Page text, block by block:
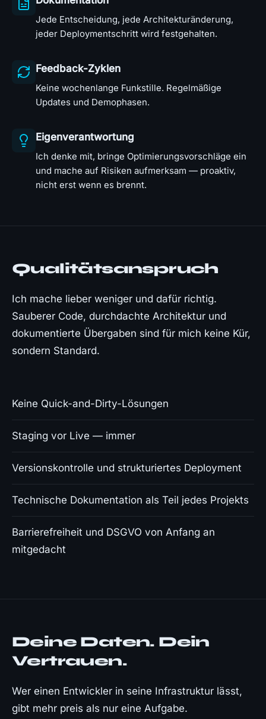
Jede Entscheidung, jede Architekturänderung,
jeder Deploymentschritt wird festgehalten.
Feedback-Zyklen
Keine wochenlange Funkstille. Regelmäßige
Updates und Demophasen.
Eigenverantwortung
Ich denke mit, bringe Optimierungsvorschläge ein
und mache auf Risiken aufmerksam — proaktiv,
nicht erst wenn es brennt.
Qualitätsanspruch
Ich mache lieber weniger und dafür richtig.
Sauberer Code, durchdachte Architektur und
dokumentierte Übergaben sind für mich keine Kür,
sondern Standard.
Keine Quick-and-Dirty-Lösungen
Staging vor Live — immer
Versionskontrolle und strukturiertes Deployment
Technische Dokumentation als Teil jedes Projekts
Barrierefreiheit und DSGVO von Anfang an
mitgedacht
Deine Daten. Dein
Vertrauen.
Wer einen Entwickler in seine Infrastruktur lässt,
gibt mehr preis als nur eine Aufgabe.